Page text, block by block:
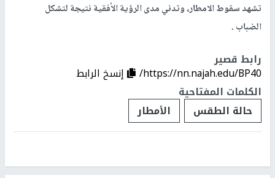
تشهد سقوط الامطار، وتدني مدى الرؤية الأفقية نتيجة لتشكل
الضباب .
رابط قصير
https://nn.najah.edu/BP40/
إنسخ الرابط
الكلمات المفتاحية
حالة الطقس
الأمطار